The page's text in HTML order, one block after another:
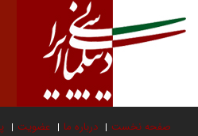
صفحه نخست درباره ما عضویت